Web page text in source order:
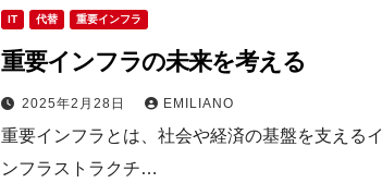
IT 代替 重要インフラ
重要インフラの未来を考える
2025年2月28日 EMILIANO
重要インフラとは、社会や経済の基盤を支えるイ
ンフラストラクチ…